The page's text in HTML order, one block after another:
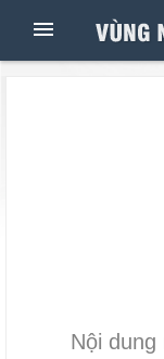
Nội dung